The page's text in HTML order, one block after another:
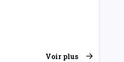
Voir plus